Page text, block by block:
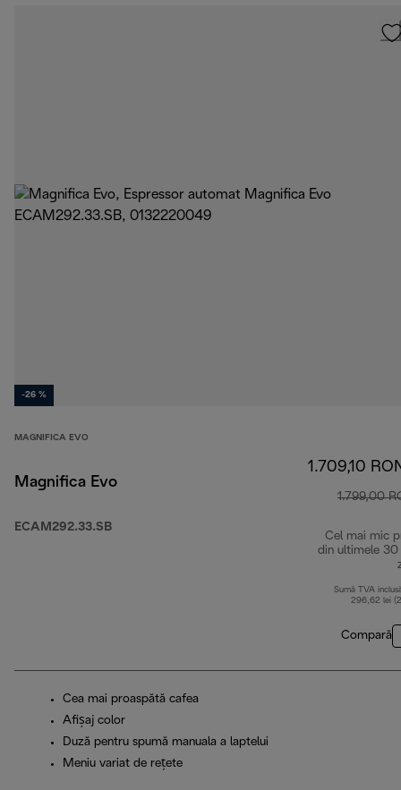
-26 %
MAGNIFICA EVO
Magnifica Evo
ECAM292.33.SB
1.709,10
1.799,00
Cel mai mic
din ultimele 30
Sumă TVA
296,62 lei
Compară
Cea mai proaspătă cafea
Afișaj color
Duză pentru spumă manuala a laptelui
Meniu variat de rețete